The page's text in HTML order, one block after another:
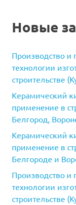
Новые
Производство и
технологии
строительстве
Керамический
применение в
Белгород,
Керамический
применение в
Белгороде и
Производство и
технологии
строительстве